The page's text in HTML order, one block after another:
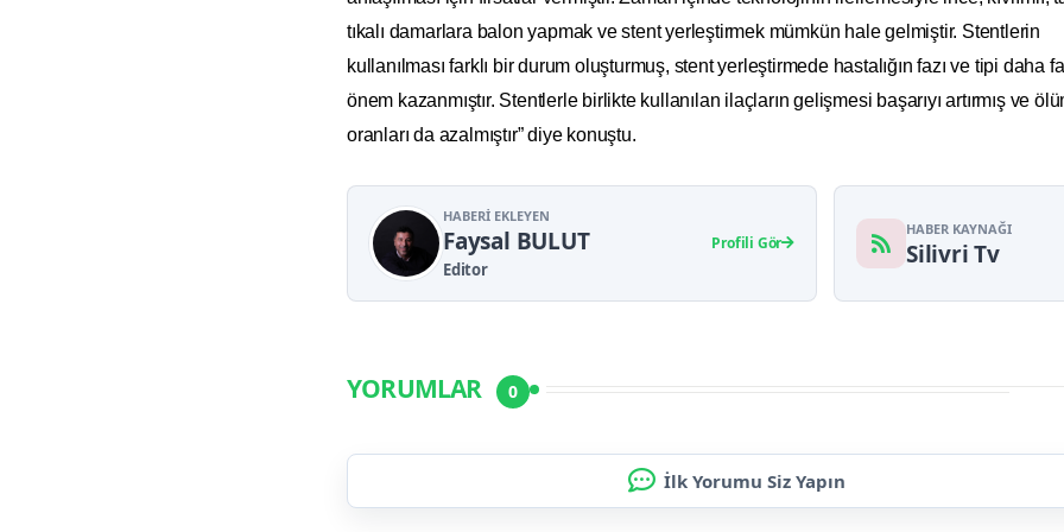
tıkalı damarlara balon yapmak ve stent yerleştirmek mümkün hale gelmiştir. Stentlerin
kullanılması farklı bir durum oluşturmuş, stent yerleştirmede hastalığın fazı ve tipi daha
önem kazanmıştır. Stentlerle birlikte kullanılan ilaçların gelişmesi başarıyı artırmış ve
oranları da azalmıştır” diye konuştu.
HABERI EKLEYEN
Faysal BULUT
Editor
Profili Gör
HABER KAYNAĞI
Silivri Tv
YORUMLAR 0
İlk Yorumu Siz Yapın